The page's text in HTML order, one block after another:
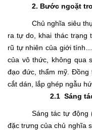
2. Bước ngoặt
Chủ nghĩa siêu
ra tự do, khai thác trạng
rũ tự nhiên của giới
của vô thức, không qua
đạo đức, thẩm mỹ. Đồng
cắt dán, lắp ghép ngẫu
2.1 Sáng
Sáng tác tự động
đặc trưng của chủ nghĩa